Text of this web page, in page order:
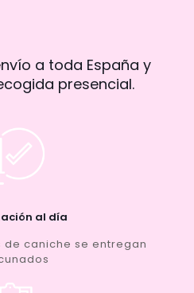
a toda España y
presencial.
al día
de caniche se entregan